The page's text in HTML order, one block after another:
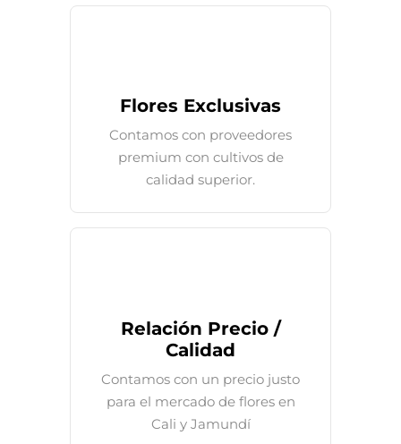
Flores Exclusivas
Contamos con proveedores
premium con cultivos de
calidad superior.
Relación Precio /
Calidad
Contamos con un precio justo
para el mercado de flores en
Cali y Jamundí